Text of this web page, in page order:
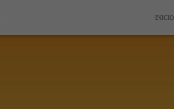
INICIO